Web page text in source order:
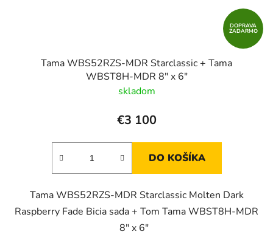
DOPRAVA
ZADARMO
Tama WBS52RZS-MDR Starclassic + Tama
WBST8H-MDR 8" x 6"
skladom
€3 100
DO KOŠÍKA
Tama WBS52RZS-MDR Starclassic Molten Dark
Raspberry Fade Bicia sada + Tom Tama WBST8H-MDR
8" x 6"